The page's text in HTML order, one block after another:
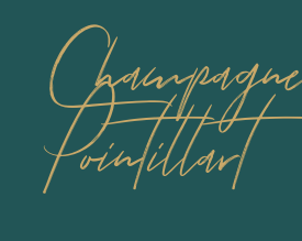
Pointillart